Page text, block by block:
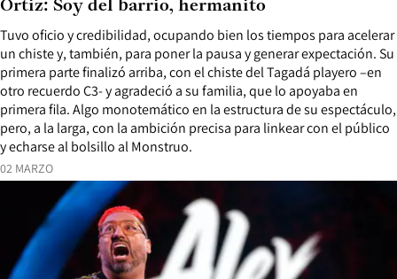
02 MARZO
Tuvo oficio y credibilidad, ocupando bien los tiempos para acelerar
un chiste y, también, para poner la pausa y generar expectación. Su
primera parte finalizó arriba, con el chiste del Tagadá playero –en
otro recuerdo C3- y agradeció a su familia, que lo apoyaba en
primera fila. Algo monotemático en la estructura de su espectáculo,
pero, a la larga, con la ambición precisa para linkear con el público
y echarse al bolsillo al Monstruo.
Ortiz: Soy del barrio, hermanito